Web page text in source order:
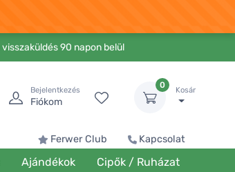
visszaküldés 90 napon belül
Bejelentkezés
Fiókom
0
Kosár
Ferwer Club Kapcsolat
Ajándékok Cipők / Ruházat